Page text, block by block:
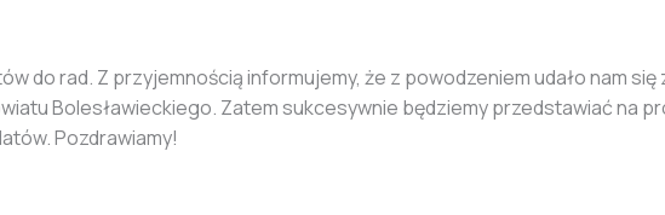
do rad. Z przyjemnością informujemy, że z powodzeniem udało nam
Bolesławieckiego. Zatem sukcesywnie będziemy przedstawiać na
Pozdrawiamy!